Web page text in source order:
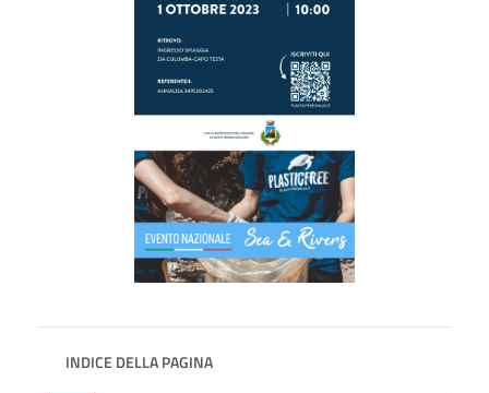
INDICE DELLA PAGINA